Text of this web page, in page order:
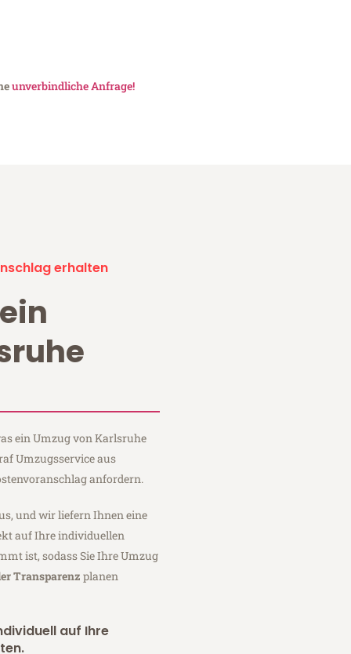
unverbindliche Anfrage!
erhalten
ein Umzug von Karlsruhe
Umzugsservice aus
anfordern.
und wir liefern Ihnen eine
auf Ihre individuellen
ist, sodass Sie Ihre Umzug
Transparenz planen
auf Ihre